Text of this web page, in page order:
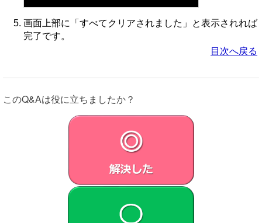
画面上部に「すべてクリアされました」と表示されれば
完了です。
目次へ戻る
このQ&Aは役に立ちましたか？